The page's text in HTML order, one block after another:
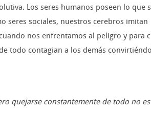
Los seres humanos poseen lo que
seres sociales, nuestros cerebros imitan
nos enfrentamos al peligro y para
todo contagian a los demás
quejarse constantemente de todo no es